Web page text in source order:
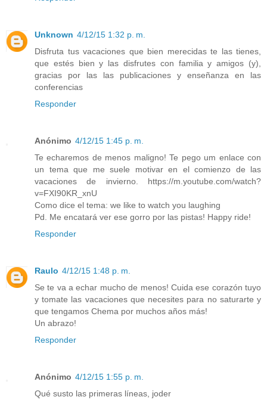
Unknown 4/12/15 1:32 p. m.
Disfruta tus vacaciones que bien merecidas te las tienes,
que estés bien y las disfrutes con familia y amigos (y),
gracias por las las publicaciones y enseñanza en las
conferencias
Responder
Anónimo 4/12/15 1:45 p. m.
Te echaremos de menos maligno! Te pego um enlace con
un tema que me suele motivar en el comienzo de las
vacaciones de invierno. https://m.youtube.com/watch?
v=FXI90KR_xnU
Como dice el tema: we like to watch you laughing
Pd. Me encatará ver ese gorro por las pistas! Happy ride!
Responder
Raulo 4/12/15 1:48 p. m.
Se te va a echar mucho de menos! Cuida ese corazón tuyo
y tomate las vacaciones que necesites para no saturarte y
que tengamos Chema por muchos años más!
Un abrazo!
Responder
Anónimo 4/12/15 1:55 p. m.
Qué susto las primeras líneas, joder